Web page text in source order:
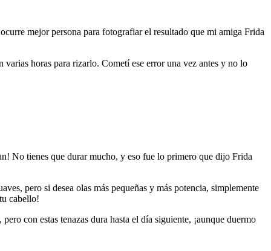
mejor persona para fotografiar el resultado que mi amiga Frida
varias horas para rizarlo. Cometí ese error una vez antes y no lo
No tienes que durar mucho, y eso fue lo primero que dijo Frida
pero si desea olas más pequeñas y más potencia, simplemente
cabello!
con estas tenazas dura hasta el día siguiente, ¡aunque duermo